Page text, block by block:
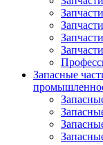
Запасные